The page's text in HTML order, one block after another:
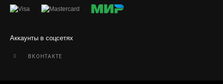
Аккаунты в соцсетях
ВКОНТАКТЕ